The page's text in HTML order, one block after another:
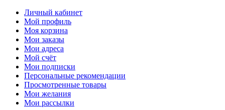
Личный кабинет
Мой профиль
Моя корзина
Мои заказы
Мои адреса
Мой счёт
Мои подписки
Персональные рекомендации
Просмотренные товары
Мои желания
Мои рассылки